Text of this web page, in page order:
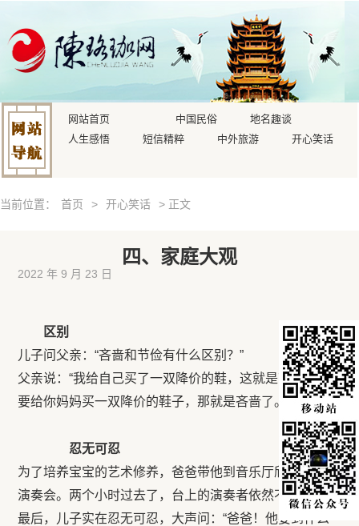
网站首页 中国民俗
地名趣谈
人生感悟
短信精粹 中外旅游 开心笑话
当前位置： 首页 > 开心笑话 > 正文
四、家庭大观
2022 年 9 月 23 日
区别
儿子问父亲：“吝啬和节俭有什么区别？”
父亲说：“我给自己买了一双降价的鞋，这就是节俭；而
要给你妈妈买一双降价的鞋子，那就是吝啬了。”
忍无可忍
为了培养宝宝的艺术修养，爸爸带他到音乐厅欣赏小提琴
演奏会。两个小时过去了，台上的演奏者依然不停……
最后，儿子实在忍无可忍，大声问：“爸爸！他要到什么